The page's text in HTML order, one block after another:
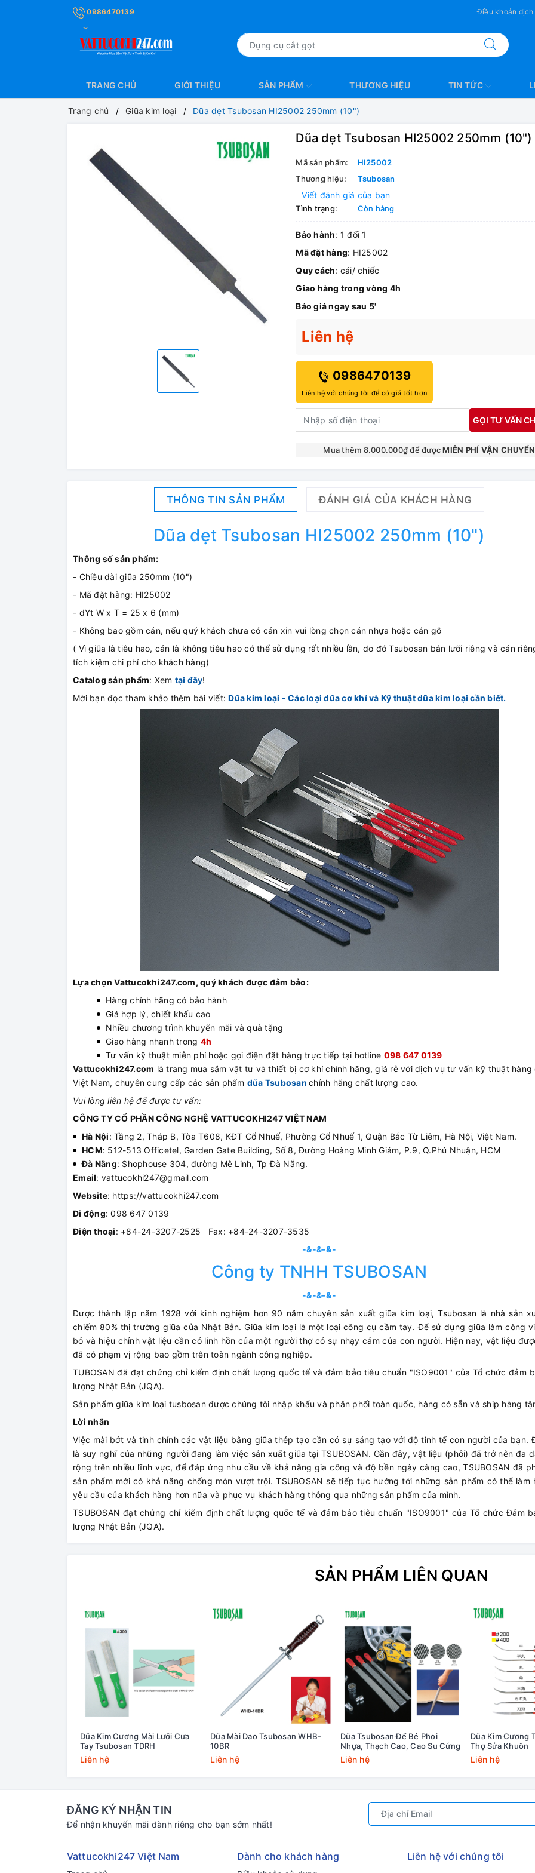
0986470139 Điều khoản dịch
TRANG CHỦ GIỚI THIỆU SẢN PHẨM THƯƠNG HIỆU TIN TỨC
Trang chủ Giũa kim loại Dũa dẹt Tsubosan HI25002 250mm (10")
Dũa dẹt Tsubosan HI25002 250mm (10")
Mã sản phẩm:
HI25002
Thương hiệu:
Tsubosan
Viết đánh giá của bạn
Tình trạng: Còn hàng
Bảo hành: 1 đổi 1
Mã đặt hàng: HI25002
Quy cách: cái/ chiếc
Giao hàng trong vòng 4h
Báo giá ngay sau 5'
Liên hệ
0986470139
Liên hệ với chúng tôi để có giá tốt hơn
GỌI TƯ VẤN
Mua thêm 8.000.000₫ để đượcMIỄN PHÍ VẬN CHUYỂN
THÔNG TIN SẢN PHẨM ĐÁNH GIÁ CỦA KHÁCH HÀNG
Dũa dẹt Tsubosan HI25002 250mm (10")
Thông số sản phẩm:
- Chiều dài giũa 250mm (10")
- Mã đặt hàng: HI25002
- dYt W x T = 25 x 6 (mm)
- Không bao gồm cán, nếu quý khách chưa có cán xin vui lòng chọn cán nhựa hoặc cán gỗ
( Vì giũa là tiêu hao, cán là không tiêu hao có thể sử dụng rất nhiều lần, do đó Tsubosan bán lưỡi riêng và cán
tích kiệm chi phí cho khách hàng)
Catalog sản phẩm: Xem tại đây!
Mời bạn đọc tham khảo thêm bài viết:Dũa kim loại - Các loại dũa cơ khí và Kỹ thuật dũa kim loại cần biết.
Lựa chọn Vattucokhi247.com, quý khách được đảm bảo:
Hàng chính hãng có bảo hành
Giá hợp lý, chiết khấu cao
Nhiều chương trình khuyến mãi và quà tặng
Giao hàng nhanh trong 4h
Tư vấn kỹ thuật miễn phí hoặc gọi điện đặt hàng trực tiếp tại hotline 098 647 0139
Vattucokhi247.com là trang mua sắm vật tư và thiết bị cơ khí chính hãng, giá rẻ với dịch vụ tư vấn kỹ thuật hàng
Việt Nam, chuyên cung cấp các sản phẩm dũa Tsubosan chính hãng chất lượng cao.
Vui lòng liên hệ để được tư vấn:
CÔNG TY CỔ PHẦN CÔNG NGHỆ VATTUCOKHI247 VIỆT NAM
Hà Nội: Tầng 2, Tháp B, Tòa T608, KĐT Cổ Nhuế, Phường Cổ Nhuế 1, Quận Bắc Từ Liêm, Hà Nội, Việt Nam.
HCM: 512-513 Officetel, Garden Gate Building, Số 8, Đường Hoàng Minh Giám, P.9, Q.Phú Nhuận, HCM
Đà Nẵng: Shophouse 304, đường Mê Linh, Tp Đà Nẵng.
Email: vattucokhi247@gmail.com
Website: https://vattucokhi247.com
Di động: 098 647 0139
Điện thoại: +84-24-3207-2525 Fax: +84-24-3207-3535
-&-&-&-
Công ty TNHH TSUBOSAN
-&-&-&-
Được thành lập năm 1928 với kinh nghiệm hơn 90 năm chuyên sản xuất giũa kim loại, Tsubosan là nhà sản
chiếm 80% thị trường giũa của Nhật Bản. Giũa kim loại là một loại công cụ cầm tay. Để sử dụng giũa làm công
bỏ và hiệu chỉnh vật liệu cần có linh hồn của một người thợ có sự nhạy cảm của con người. Hiện nay, vật liệu
đã có phạm vị rộng bao gồm trên toàn ngành công nghiệp.
TUBOSAN đã đạt chứng chỉ kiểm định chất lượng quốc tế và đảm bảo tiêu chuẩn "ISO9001" của Tổ chức đảm
lượng Nhật Bản (JQA).
Sản phẩm giũa kim loại tusbosan được chúng tôi nhập khẩu và phân phối toàn quốc, hàng có sẵn và ship hàng
Lời nhắn
Việc mài bớt và tinh chỉnh các vật liệu bằng giũa thép tạo cần có sự sáng tạo với độ tinh tế con người của bạn.
là suy nghĩ của những người đang làm việc sản xuất giũa tại TSUBOSAN. Gần đây, vật liệu (phôi) đã trở nên đa
rộng trên nhiều lĩnh vực, để đáp ứng nhu cầu về khả năng gia công và độ bền ngày càng cao, TSUBOSAN đã
sản phẩm mới có khả năng chống mòn vượt trội. TSUBOSAN sẽ tiếp tục hướng tới những sản phẩm có thể làm
yêu cầu của khách hàng hơn nữa và phục vụ khách hàng thông qua những sản phẩm của mình.
TSUBOSAN đạt chứng chỉ kiểm định chất lượng quốc tế và đảm bảo tiêu chuẩn "ISO9001" của Tổ chức Đảm
lượng Nhật Bản (JQA).
SẢN PHẨM LIÊN QUAN
Dũa Kim Cương Mài Lưỡi Cưa
Tay Tsubosan TDRH
Liên hệ
Dũa Mài Dao Tsubosan WHB-
10BR
Liên hệ
Dũa Tsubosan Để Bẻ Phoi
Nhựa, Thạch Cao, Cao Su Cứng
Liên hệ
Dũa Kim Cương
Thợ Sửa Khuôn
Liên hệ
ĐĂNG KÝ NHẬN TIN
Để nhận khuyến mãi dành riêng cho bạn sớm nhất!
Vattucokhi247 Việt Nam Dành cho khách hàng Liên hệ với chúng tôi